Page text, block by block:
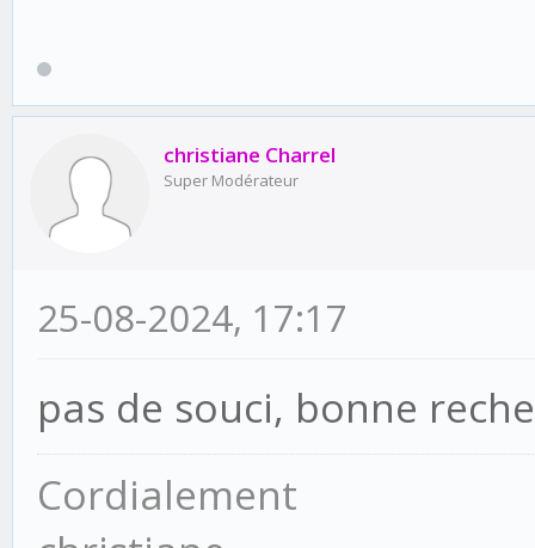
christiane Charrel
Super Modérateur
25-08-2024, 17:17
pas de souci, bonne
Cordialement